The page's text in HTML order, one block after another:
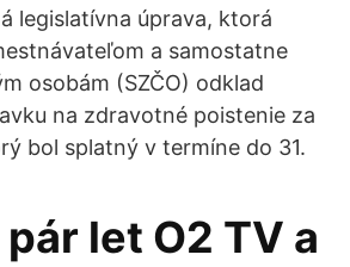
legislatívna úprava, ktorá
a samostatne
osobám (SZČO) odklad
na zdravotné poistenie za
bol splatný v termíne do 31.
let O2 TV a